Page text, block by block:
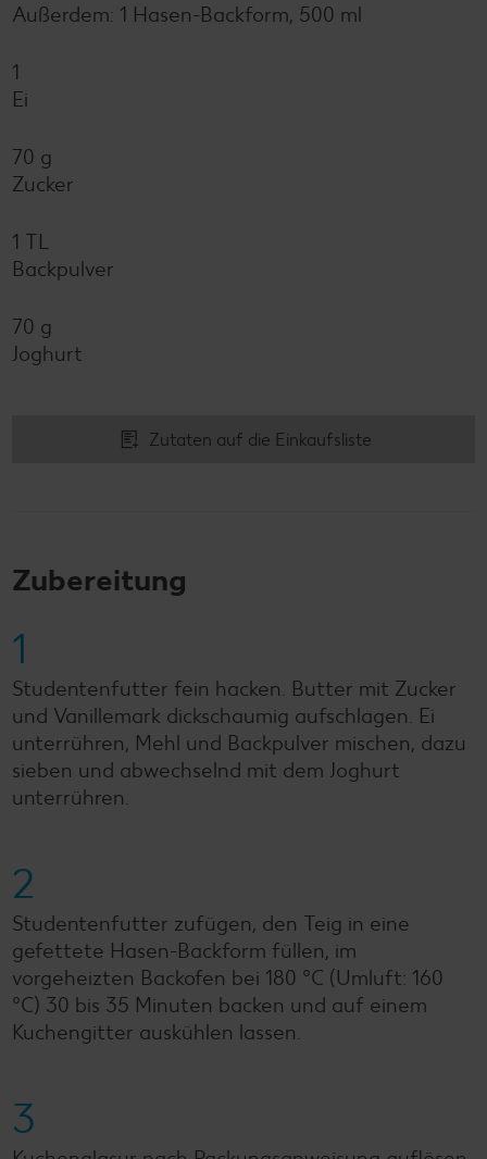
Außerdem: 1 Hasen-Backform, 500 ml
1
Ei
70 g
Zucker
1 TL
Backpulver
70 g
Joghurt
Zutaten auf die Einkaufsliste
Zubereitung
1
Studentenfutter fein hacken. Butter mit Zucker
und Vanillemark dickschaumig aufschlagen. Ei
unterrühren, Mehl und Backpulver mischen, dazu
sieben und abwechselnd mit dem Joghurt
unterrühren.
2
Studentenfutter zufügen, den Teig in eine
gefettete Hasen-Backform füllen, im
vorgeheizten Backofen bei 180 °C (Umluft: 160
°C) 30 bis 35 Minuten backen und auf einem
Kuchengitter auskühlen lassen.
3